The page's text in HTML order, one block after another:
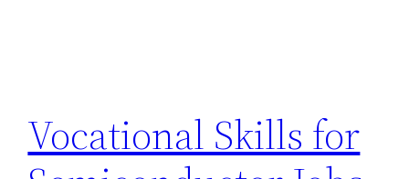
Vocational Skills for